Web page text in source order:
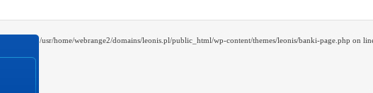
/usr/home/webrange2/domains/leonis.pl/public_html/wp-content/themes/leonis/banki-page.php on